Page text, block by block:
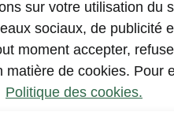
sur votre utilisation du
sociaux, de publicité
moment accepter,
matière de cookies. Pour
Politique des cookies.